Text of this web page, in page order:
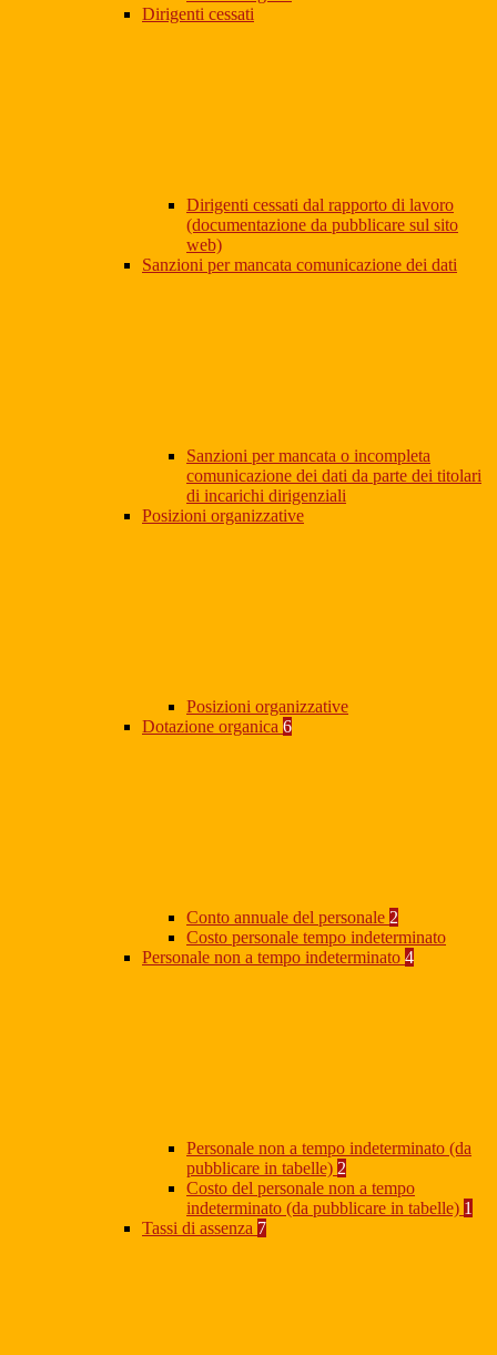
Dirigenti cessati
Dirigenti cessati dal rapporto di lavoro
(documentazione da pubblicare sul sito
web)
Sanzioni per mancata comunicazione dei dati
Sanzioni per mancata o incompleta
comunicazione dei dati da parte dei titolari
di incarichi dirigenziali
Posizioni organizzative
Posizioni organizzative
Dotazione organica 6
Conto annuale del personale 2
Costo personale tempo indeterminato
Personale non a tempo indeterminato 4
Personale non a tempo indeterminato (da
pubblicare in tabelle) 2
Costo del personale non a tempo
indeterminato (da pubblicare in tabelle) 1
Tassi di assenza 7